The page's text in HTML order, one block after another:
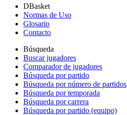
DBasket
Normas de Uso
Glosario
Contacto
Búsqueda
Buscar jugadores
Comparador de jugadores
Búsqueda por partido
Búsqueda por número de partidos
Búsqueda por temporada
Búsqueda por carrera
Búsqueda por partido (equipo)